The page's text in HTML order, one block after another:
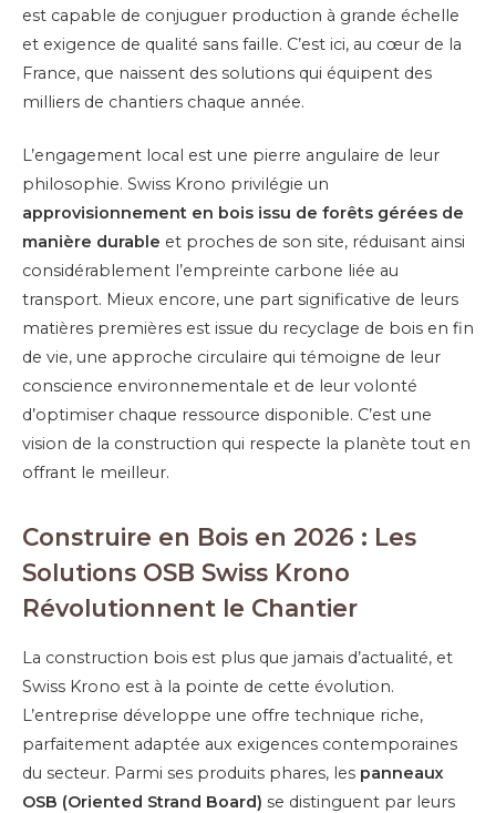
est capable de conjuguer production à grande échelle
et exigence de qualité sans faille. C’est ici, au cœur de la
France, que naissent des solutions qui équipent des
milliers de chantiers chaque année.
L’engagement local est une pierre angulaire de leur
philosophie. Swiss Krono privilégie un
approvisionnement en bois issu de forêts gérées de
manière durable et proches de son site, réduisant ainsi
considérablement l’empreinte carbone liée au
transport. Mieux encore, une part significative de leurs
matières premières est issue du recyclage de bois en fin
de vie, une approche circulaire qui témoigne de leur
conscience environnementale et de leur volonté
d’optimiser chaque ressource disponible. C’est une
vision de la construction qui respecte la planète tout en
offrant le meilleur.
Construire en Bois en 2026 : Les
Solutions OSB Swiss Krono
Révolutionnent le Chantier
La construction bois est plus que jamais d’actualité, et
Swiss Krono est à la pointe de cette évolution.
L’entreprise développe une offre technique riche,
parfaitement adaptée aux exigences contemporaines
du secteur. Parmi ses produits phares, les panneaux
OSB (Oriented Strand Board) se distinguent par leurs